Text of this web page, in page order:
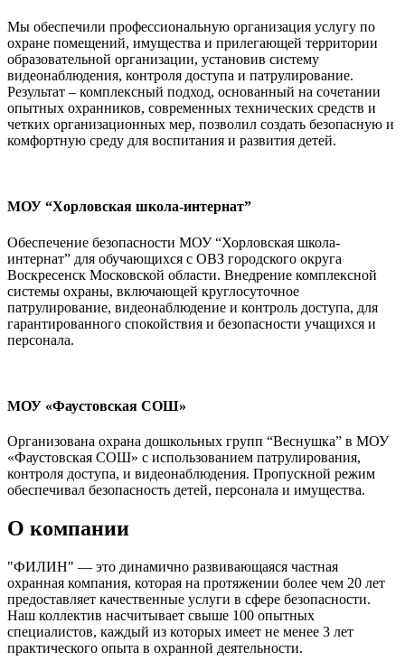
Мы обеспечили профессиональную организация услугу по
охране помещений, имущества и прилегающей территории
образовательной организации, установив систему
видеонаблюдения, контроля доступа и патрулирование.
Результат – комплексный подход, основанный на сочетании
опытных охранников, современных технических средств и
четких организационных мер, позволил создать безопасную и
комфортную среду для воспитания и развития детей.
МОУ “Хорловская школа-интернат”
Обеспечение безопасности МОУ “Хорловская школа-
интернат” для обучающихся с ОВЗ городского округа
Воскресенск Московской области. Внедрение комплексной
системы охраны, включающей круглосуточное
патрулирование, видеонаблюдение и контроль доступа, для
гарантированного спокойствия и безопасности учащихся и
персонала.
МОУ «Фаустовская СОШ»
Организована охрана дошкольных групп “Веснушка” в МОУ
«Фаустовская СОШ» с использованием патрулирования,
контроля доступа, и видеонаблюдения. Пропускной режим
обеспечивал безопасность детей, персонала и имущества.
О компании
"ФИЛИН" — это динамично развивающаяся частная
охранная компания, которая на протяжении более чем 20 лет
предоставляет качественные услуги в сфере безопасности.
Наш коллектив насчитывает свыше 100 опытных
специалистов, каждый из которых имеет не менее 3 лет
практического опыта в охранной деятельности.